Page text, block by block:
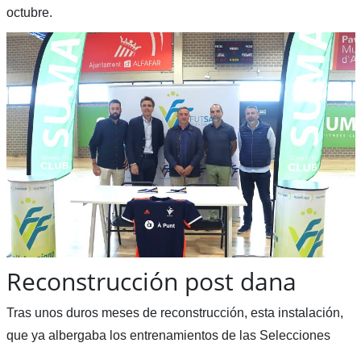
octubre.
Reconstrucción post dana
Tras unos duros meses de reconstrucción, esta instalación,
que ya albergaba los entrenamientos de las Selecciones